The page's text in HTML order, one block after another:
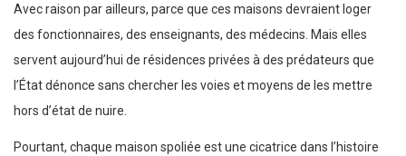
Avec raison par ailleurs, parce que ces maisons devraient loger
des fonctionnaires, des enseignants, des médecins. Mais elles
servent aujourd’hui de résidences privées à des prédateurs que
l’État dénonce sans chercher les voies et moyens de les mettre
hors d’état de nuire.
Pourtant, chaque maison spoliée est une cicatrice dans l’histoire